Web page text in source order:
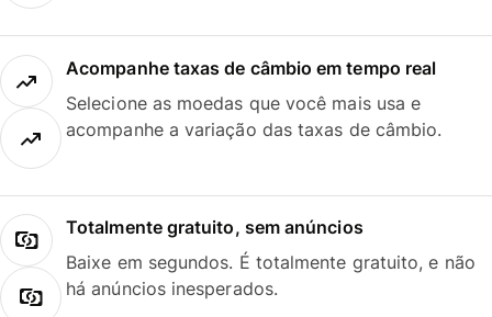
Acompanhe taxas de câmbio em tempo real
Selecione as moedas que você mais usa e
acompanhe a variação das taxas de câmbio.
Totalmente gratuito, sem anúncios
Baixe em segundos. É totalmente gratuito, e não
há anúncios inesperados.